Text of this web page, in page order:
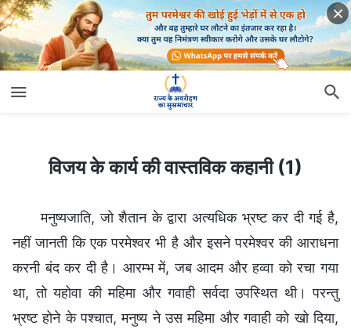
विजय के कार्य की वास्तविक कहानी (1)
मनुष्यजाति, जो शैतान के द्वारा अत्यधिक भ्रष्ट कर दी गई है,
नहीं जानती कि एक परमेश्वर भी है और इसने परमेश्वर की आराधना
करनी बंद कर दी है। आरम्भ में, जब आदम और हव्वा को रचा गया
था, तो यहोवा की महिमा और गवाही सर्वदा उपस्थित थी। परन्तु
भ्रष्ट होने के पश्चात, मनुष्य ने उस महिमा और गवाही को खो दिया,